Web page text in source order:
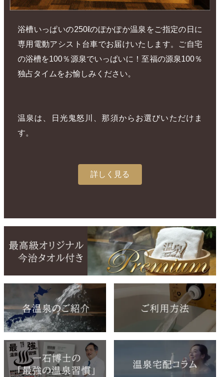
浴槽いっぱいの250ℓのぽかぽか温泉をご指定の日に
専用電動アシスト台車でお届けいたします。ご自宅
の浴槽を100％源泉でいっぱいに！至福の源泉100％
独占タイムをお愉しみください。
温泉は、日光鬼怒川、那須からお選びいただけま
す。
詳しく見る